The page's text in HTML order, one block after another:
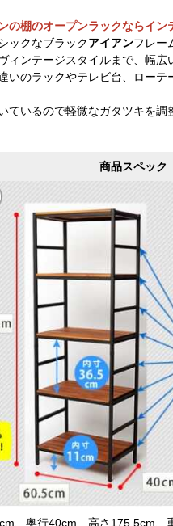
の棚のオープンラックならイン
ックなブラックアイアンフレー
ィンテージスタイルまで、幅広
いのラックやテレビ台、ロー
ているので軽微なガタツキを調
商品スペック
、奥行40cm、高さ175.5cm、